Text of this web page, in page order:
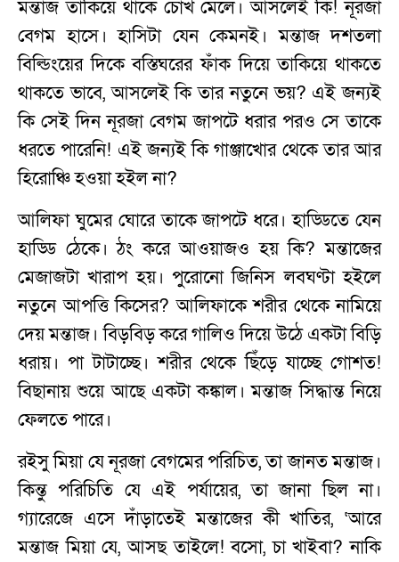
মন্তাজ তাকিয়ে থাকে চোখ মেলে। আসলেই কি! নূরজা
বেগম হাসে। হাসিটা যেন কেমনই। মন্তাজ দশতলা
বিল্ডিংয়ের দিকে বস্তিঘরের ফাঁক দিয়ে তাকিয়ে থাকতে
থাকতে ভাবে, আসলেই কি তার নতুনে ভয়? এই জন্যই
কি সেই দিন নূরজা বেগম জাপটে ধরার পরও সে তাকে
ধরতে পারেনি! এই জন্যই কি গাঞ্জাখোর থেকে তার আর
হিরোঞ্চি হওয়া হইল না?
আলিফা ঘুমের ঘোরে তাকে জাপটে ধরে। হাড্ডিতে যেন
হাড্ডি ঠেকে। ঠং করে আওয়াজও হয় কি? মন্তাজের
মেজাজটা খারাপ হয়। পুরোনো জিনিস লবঘণ্টা হইলে
নতুনে আপত্তি কিসের? আলিফাকে শরীর থেকে নামিয়ে
দেয় মন্তাজ। বিড়বিড় করে গালিও দিয়ে উঠে একটা বিড়ি
ধরায়। পা টাটাচ্ছে। শরীর থেকে ছিঁড়ে যাচ্ছে গোশত!
বিছানায় শুয়ে আছে একটা কঙ্কাল। মন্তাজ সিদ্ধান্ত নিয়ে
ফেলতে পারে।
রইসু মিয়া যে নূরজা বেগমের পরিচিত, তা জানত মন্তাজ।
কিন্তু পরিচিতি যে এই পর্যায়ের, তা জানা ছিল না।
গ্যারেজে এসে দাঁড়াতেই মন্তাজের কী খাতির, ‘আরে
মন্তাজ মিয়া যে, আসছ তাইলে! বসো, চা খাইবা? নাকি